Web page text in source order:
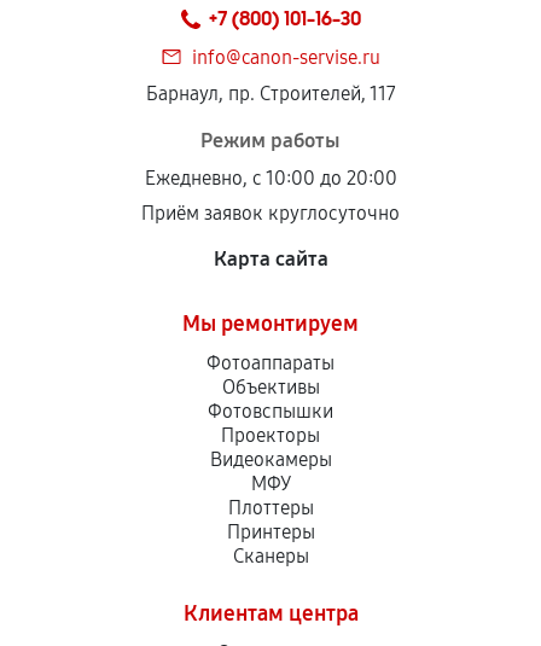
+7 (800) 101-16-30
info@canon-servise.ru
Барнаул, пр. Строителей, 117
Режим работы
Ежедневно, с 10:00 до 20:00
Приём заявок круглосуточно
Карта сайта
Мы ремонтируем
Фотоаппараты
Объективы
Фотовспышки
Проекторы
Видеокамеры
МФУ
Плоттеры
Принтеры
Сканеры
Клиентам центра